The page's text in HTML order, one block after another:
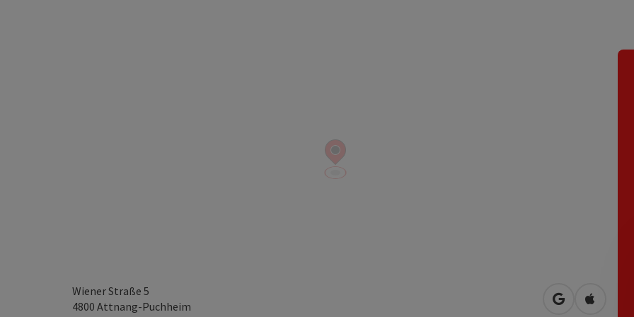
Wiener Straße 5
4800 Attnang-Puchheim Openen inOpenen